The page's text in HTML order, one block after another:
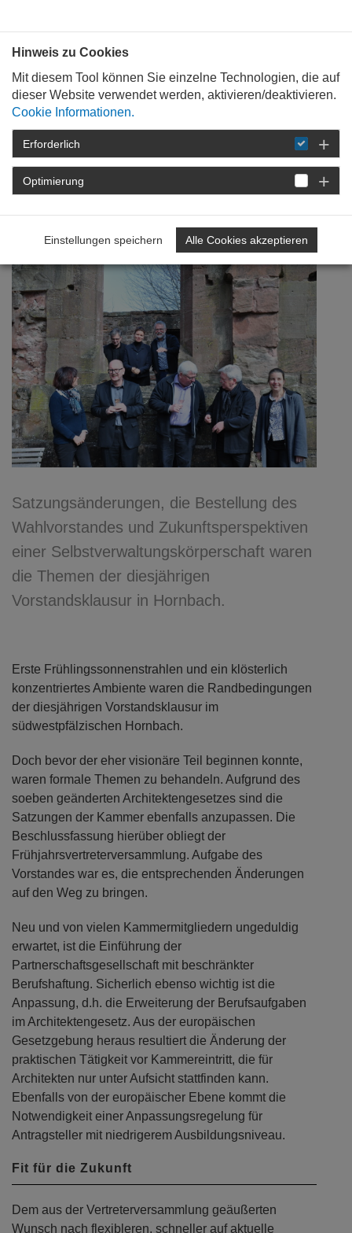
STARTSEITE DETAIL
Klausur im Kloster
Satzungsänderungen, die Bestellung des
Wahlvorstandes und Zukunftsperspektiven
einer Selbstverwaltungskörperschaft waren
die Themen der diesjährigen
Vorstandsklausur in Hornbach.
Erste Frühlingssonnenstrahlen und ein klösterlich
konzentriertes Ambiente waren die Randbedingungen
der diesjährigen Vorstandsklausur im
südwestpfälzischen Hornbach.
Doch bevor der eher visionäre Teil beginnen konnte,
waren formale Themen zu behandeln. Aufgrund des
soeben geänderten Architektengesetzes sind die
Satzungen der Kammer ebenfalls anzupassen. Die
Beschlussfassung hierüber obliegt der
Frühjahrsvertreterversammlung. Aufgabe des
Vorstandes war es, die entsprechenden Änderungen
auf den Weg zu bringen.
Neu und von vielen Kammermitgliedern ungeduldig
erwartet, ist die Einführung der
Partnerschaftsgesellschaft mit beschränkter
Berufshaftung. Sicherlich ebenso wichtig ist die
Anpassung, d.h. die Erweiterung der Berufsaufgaben
im Architektengesetz. Aus der europäischen
Gesetzgebung heraus resultiert die Änderung der
praktischen Tätigkeit vor Kammereintritt, die für
Architekten nur unter Aufsicht stattfinden kann.
Ebenfalls von der europäischer Ebene kommt die
Notwendigkeit einer Anpassungsregelung für
Antragsteller mit niedrigerem Ausbildungsniveau.
Fit für die Zukunft
Dem aus der Vertreterversammlung geäußerten
Wunsch nach flexibleren, schneller auf aktuelle
Hinweis zu Cookies
Mit diesem Tool können Sie einzelne Technologien, die auf
dieser Website verwendet werden, aktivieren/deaktivieren.
Cookie Informationen.
Erforderlich
Optimierung
Einstellungen speichern Alle Cookies akzeptieren